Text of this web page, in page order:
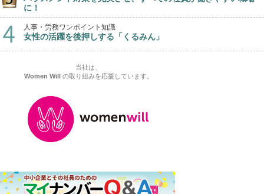
に！
人事・労務ワンポイント知識
女性の活躍を後押しする「くるみん」
当社は、
Women Willの取り組みを応援しています。